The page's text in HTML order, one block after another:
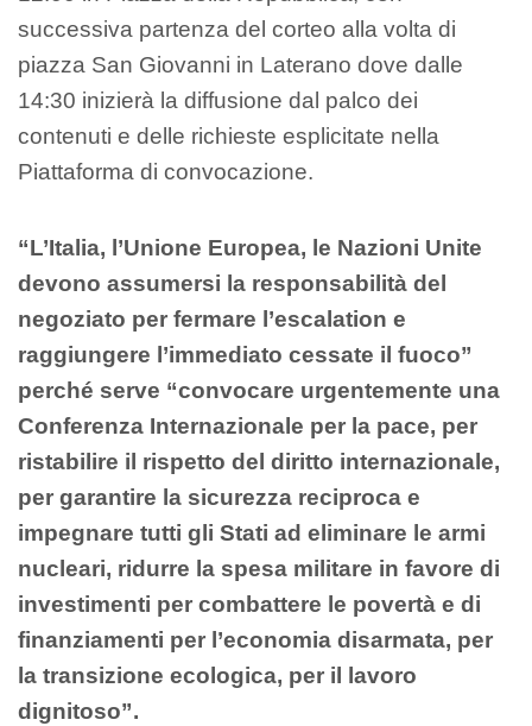
successiva partenza del corteo alla volta di
piazza San Giovanni in Laterano dove dalle
14:30 inizierà la diffusione dal palco dei
contenuti e delle richieste esplicitate nella
Piattaforma di convocazione.
“L’Italia, l’Unione Europea, le Nazioni Unite
devono assumersi la responsabilità del
negoziato per fermare l’escalation e
raggiungere l’immediato cessate il fuoco”
perché serve “convocare urgentemente una
Conferenza Internazionale per la pace, per
ristabilire il rispetto del diritto internazionale,
per garantire la sicurezza reciproca e
impegnare tutti gli Stati ad eliminare le armi
nucleari, ridurre la spesa militare in favore di
investimenti per combattere le povertà e di
finanziamenti per l’economia disarmata, per
la transizione ecologica, per il lavoro
dignitoso”.